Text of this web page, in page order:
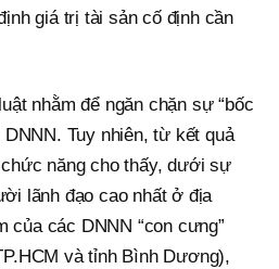
giá trị tài sản cố định cần
nhằm để ngăn chặn sự “bốc
Tuy nhiên, từ kết quả
năng cho thấy, dưới sự
lãnh đạo cao nhất ở địa
của các DNNN “con cưng”
và tỉnh Bình Dương),